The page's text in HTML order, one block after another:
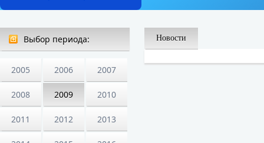
Выбор периода:
2005 2006 2007
2008 2009 2010
2011 2012 2013
Новости